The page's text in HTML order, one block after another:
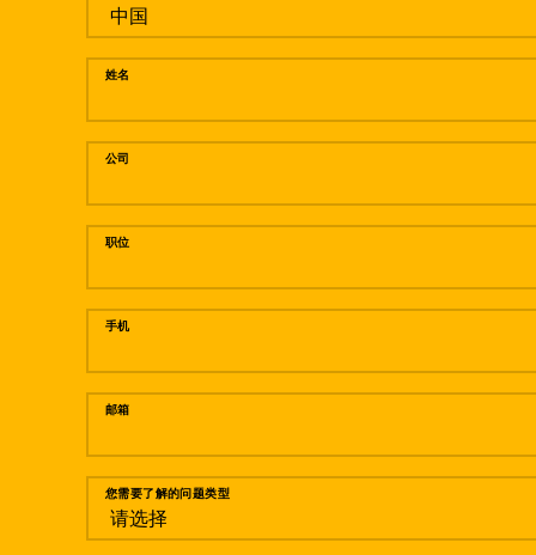
姓名
公司
职位
手机
邮箱
您需要了解的问题类型